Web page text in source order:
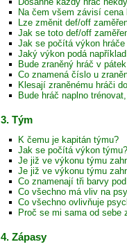
Na čem všem závisí cena
Lze změnit def/off
Jak se toto def/off
Jak se počítá výkon
Jaký výkon podá
Bude zraněný hráč v
Co znamená číslo u
Klesají zraněnému hráči
Bude hráč naplno
3. Tým
K čemu je kapitán týmu?
Jak se počítá výkon týmu?
Je již ve výkonu týmu
Je již ve výkonu týmu
Co znamenají tři barvy
Co všechno má vliv na
Co všechno ovlivňuje
Proč se mi sama od sebe
4. Zápasy